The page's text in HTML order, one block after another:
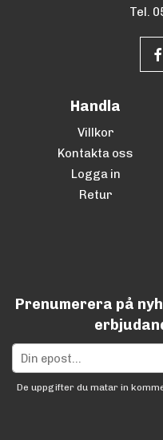
Tel.
Handla
Villkor
Kontakta oss
Logga in
Retur
Prenumerera på
De uppgifter du matar in